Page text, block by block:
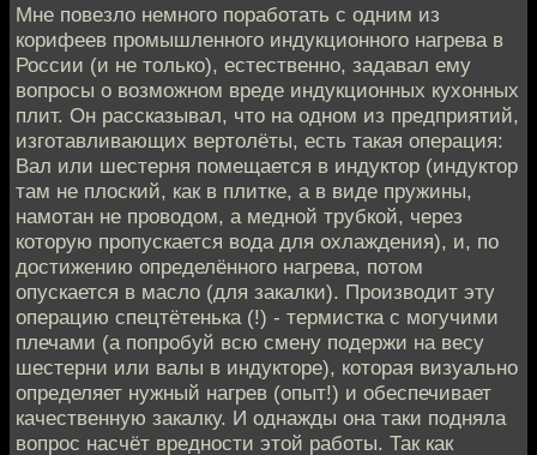
Мне повезло немного поработать с одним из
корифеев промышленного индукционного нагрева в
России (и не только), естественно, задавал ему
вопросы о возможном вреде индукционных кухонных
плит. Он рассказывал, что на одном из предприятий,
изготавливающих вертолёты, есть такая операция:
Вал или шестерня помещается в индуктор (индуктор
там не плоский, как в плитке, а в виде пружины,
намотан не проводом, а медной трубкой, через
которую пропускается вода для охлаждения), и, по
достижению определённого нагрева, потом
опускается в масло (для закалки). Производит эту
операцию спецтётенька (!) - термистка с могучими
плечами (а попробуй всю смену подержи на весу
шестерни или валы в индукторе), которая визуально
определяет нужный нагрев (опыт!) и обеспечивает
качественную закалку. И однажды она таки подняла
вопрос насчёт вредности этой работы. Так как